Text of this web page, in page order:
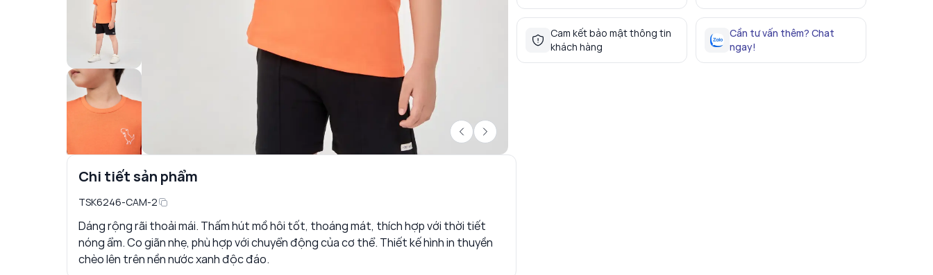
Chi tiết sản phẩm
TSK6246-CAM-2
Dáng rộng rãi thoải mái. Thấm hút mồ hôi tốt, thoáng mát, thích hợp với thời tiết
nóng ẩm. Co giãn nhẹ, phù hợp với chuyển động của cơ thể. Thiết kế hình in thuyền
chèo lên trên nền nước xanh độc đáo.
Cam kết bảo mật thông tin
khách hàng
Cần tư vấn thêm? Chat
ngay!